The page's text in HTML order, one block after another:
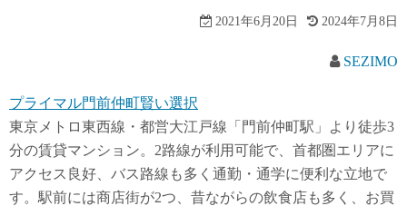
2021年6月20日 2024年7月8日
SEZIMO
プライマル門前仲町賢い選択
東京メトロ東西線・都営大江戸線「門前仲町駅」より徒歩3
分の賃貸マンション。2路線が利用可能で、首都圏エリアに
アクセス良好、バス路線も多く通勤・通学に便利な立地で
す。駅前には商店街が2つ、昔ながらの飲食店も多く、お買